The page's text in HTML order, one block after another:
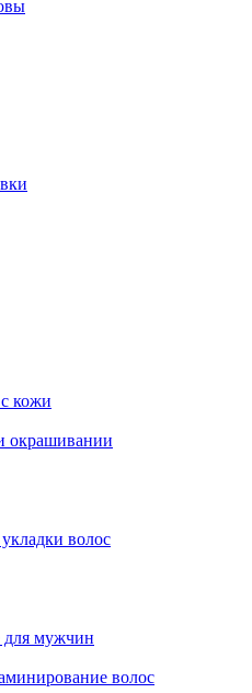
кожи
окрашивании
волос
для мужчин
волос